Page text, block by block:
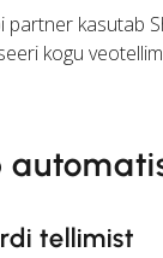
partner kasutab
kogu
tellimist